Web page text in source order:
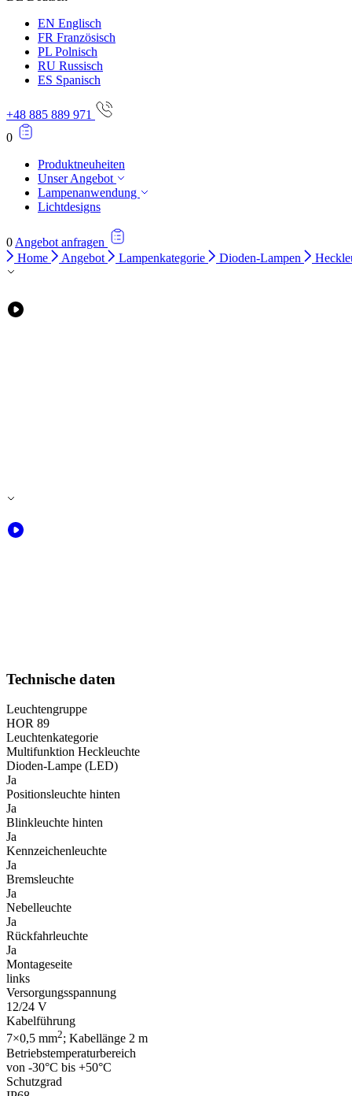
EN Englisch
FR Französisch
PL Polnisch
RU Russisch
ES Spanisch
+48 885 889 971
0
Produktneuheiten
Unser Angebot
Lampenanwendung
Lichtdesigns
0 Angebot anfragen
Home
Angebot Lampenkategorie Dioden-Lampen
Technische daten
Leuchtengruppe
HOR 89
Leuchtenkategorie
Multifunktion Heckleuchte
Dioden-Lampe (LED)
Ja
Positionsleuchte hinten
Ja
Blinkleuchte hinten
Ja
Kennzeichenleuchte
Ja
Bremsleuchte
Ja
Nebelleuchte
Ja
Rückfahrleuchte
Ja
Montageseite
links
Versorgungsspannung
12/24 V
Kabelführung
7×0,5 mm2; Kabellänge 2 m
Betriebstemperaturbereich
von -30°C bis +50°C
Schutzgrad